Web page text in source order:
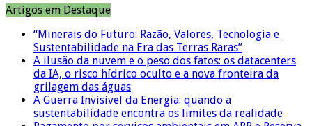
Artigos em Destaque
“Minerais do Futuro: Razão, Valores, Tecnologia e
Sustentabilidade na Era das Terras Raras”
A ilusão da nuvem e o peso dos fatos: os datacenters
da IA, o risco hídrico oculto e a nova fronteira da
grilagem das águas
A Guerra Invisível da Energia: quando a
sustentabilidade encontra os limites da realidade